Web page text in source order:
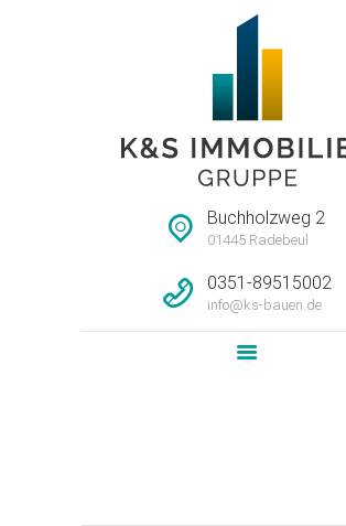
Buchholzweg 2
01445 Radebeul
0351-89515002
info@ks-bauen.de
STARTSEITE
HAUSMEISTERSERVI
UNTERNEHMEN
IMMOBILIEN
LEISTUNG
NEWS